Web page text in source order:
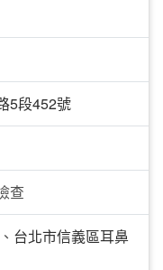
5段452號
查
、 台北市信義區耳鼻